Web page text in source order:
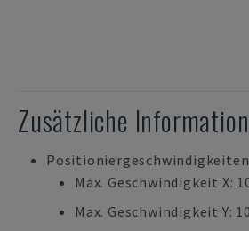
Zusätzliche
Max. Geschwindigkeit X:
Max. Geschwindigkeit Y: